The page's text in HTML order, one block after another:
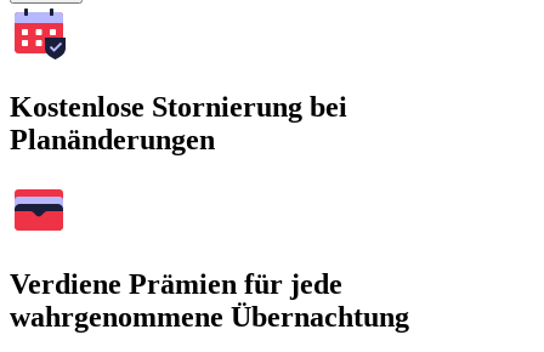
Kostenlose Stornierung bei
Planänderungen
Verdiene Prämien für jede
wahrgenommene Übernachtung